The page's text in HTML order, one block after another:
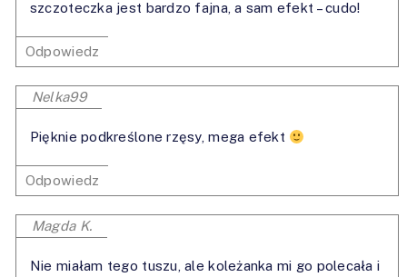
szczoteczka jest bardzo fajna, a sam efekt – cudo!
Odpowiedz
Nelka99
Pięknie podkreślone rzęsy, mega efekt
Odpowiedz
Magda K.
Nie miałam tego tuszu, ale koleżanka mi go polecała i